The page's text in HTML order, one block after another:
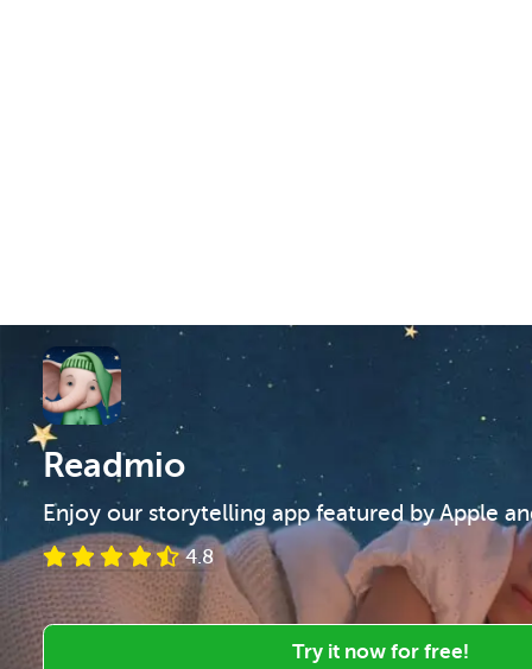
Readmio
Enjoy our storytelling app featured by Apple
4.8
Try it now for free!